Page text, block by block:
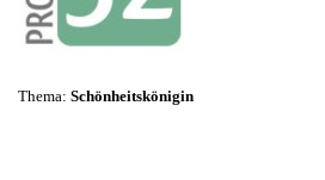
Thema: Schönheitskönigin